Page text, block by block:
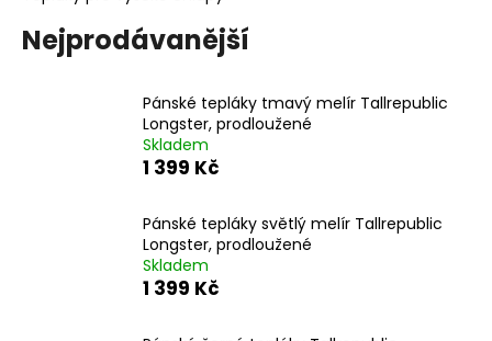
Nejprodávanější
Pánské tepláky tmavý melír Tallrepublic
Longster, prodloužené
Skladem
1 399 Kč
Pánské tepláky světlý melír Tallrepublic
Longster, prodloužené
Skladem
1 399 Kč
p
o